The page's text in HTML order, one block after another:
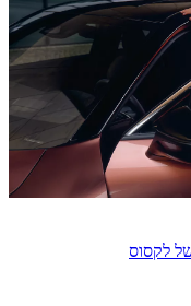
לקסוס